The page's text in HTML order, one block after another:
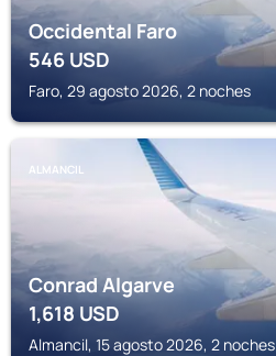
Occidental Faro
546USD
Faro, 29 agosto 2026, 2 noches
ALMANCIL
Conrad Algarve
1,618USD
Almancil, 15 agosto 2026, 2 noches